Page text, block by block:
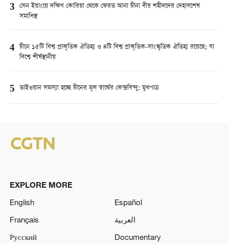
3 সেন ইয়াংয়ে দক্ষিণ কোরিয়া থেকে ফেরত আনা চীনা বীর শহীদদের দেহাবশেষ
সমাধিস্থ
4 চীনে ১৫টি বিশ্ব প্রাকৃতিক ঐতিহ্য ও ৪টি বিশ্ব প্রাকৃতিক-সাংস্কৃতিক ঐতিহ্য রয়েছে; যা
বিশ্বে শীর্ষস্থানীয়
5 তাইওয়ান সমস্যা হচ্ছে চীনের মূল স্বার্থের কেন্দ্রবিন্দু: মুখপাত্র
EXPLORE MORE
English
Español
Français
العربية
Русский
Documentary